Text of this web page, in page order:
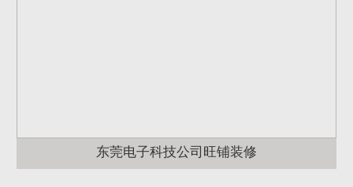
东莞电子科技公司旺铺装修